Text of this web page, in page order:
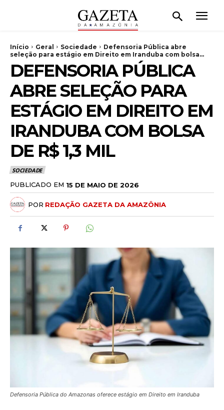
Início Geral Sociedade
Defensoria Pública abre
seleção para estágio em Direito em Iranduba com bolsa...
DEFENSORIA PÚBLICA
ABRE SELEÇÃO PARA
ESTÁGIO EM DIREITO EM
IRANDUBA COM BOLSA
DE R$ 1,3 MIL
SOCIEDADE
PUBLICADO EM 15 DE MAIO DE 2026
POR REDAÇÃO GAZETA DA AMAZÔNIA
Defensoria Pública do Amazonas oferece estágio em Direito em Iranduba